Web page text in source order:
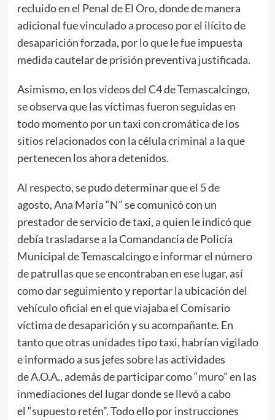
recluido en el Penal de El Oro, donde de manera
adicional fue vinculado a proceso por el ilícito de
desaparición forzada, por lo que le fue impuesta
medida cautelar de prisión preventiva justificada.
Asimismo, en los videos del C4 de Temascalcingo,
se observa que las víctimas fueron seguidas en
todo momento por un taxi con cromática de los
sitios relacionados con la célula criminal a la que
pertenecen los ahora detenidos.
Al respecto, se pudo determinar que el 5 de
agosto, Ana María “N” se comunicó con un
prestador de servicio de taxi, a quien le indicó que
debía trasladarse a la Comandancia de Policía
Municipal de Temascalcingo e informar el número
de patrullas que se encontraban en ese lugar, así
como dar seguimiento y reportar la ubicación del
vehículo oficial en el que viajaba el Comisario
víctima de desaparición y su acompañante. En
tanto que otras unidades tipo taxi, habrían vigilado
e informado a sus jefes sobre las actividades
de A.O.A., además de participar como “muro” en las
inmediaciones del lugar donde se llevó a cabo
el “supuesto retén”. Todo ello por instrucciones